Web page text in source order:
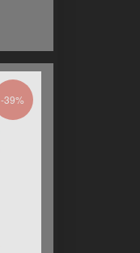
-39%